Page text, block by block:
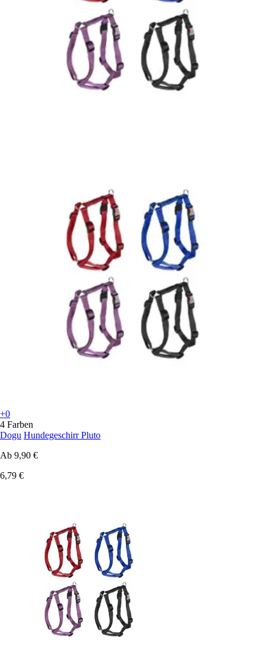
+0
4 Farben
Dogu Hundegeschirr Pluto
Ab 9,90 €
6,79 €